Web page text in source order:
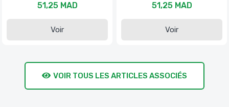
51,25 MAD
Voir
51,25 MAD
Voir
VOIR TOUS LES ARTICLES ASSOCIÉS